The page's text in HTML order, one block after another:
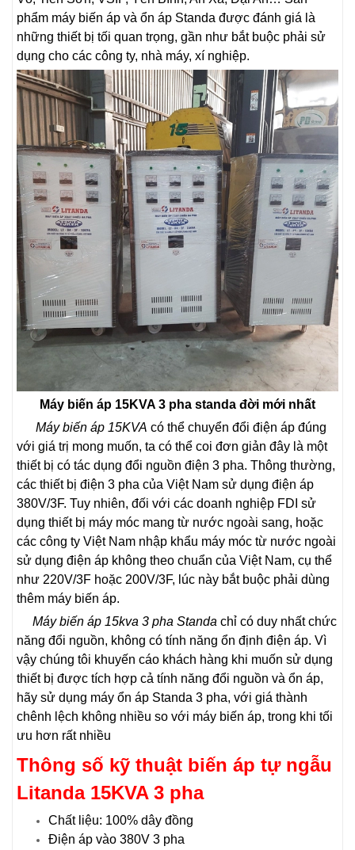
phẩm máy biến áp và ổn áp Standa được đánh giá là
những thiết bị tối quan trọng, gần như bắt buộc phải sử
dụng cho các công ty, nhà máy, xí nghiệp.
Máy biến áp 15KVA 3 pha standa đời mới nhất
Máy biến áp 15KVA có thể chuyển đổi điện áp đúng
với giá trị mong muốn, ta có thể coi đơn giản đây là một
thiết bị có tác dụng đổi nguồn điện 3 pha. Thông thường,
các thiết bị điện 3 pha của Việt Nam sử dụng điện áp
380V/3F. Tuy nhiên, đối với các doanh nghiệp FDI sử
dụng thiết bị máy móc mang từ nước ngoài sang, hoặc
các công ty Việt Nam nhập khẩu máy móc từ nước ngoài
sử dụng điện áp không theo chuẩn của Việt Nam, cụ thể
như 220V/3F hoặc 200V/3F, lúc này bắt buộc phải dùng
thêm máy biến áp.
Máy biến áp 15kva 3 pha Standa chỉ có duy nhất chức
năng đổi nguồn, không có tính năng ổn định điện áp. Vì
vậy chúng tôi khuyến cáo khách hàng khi muốn sử dụng
thiết bị được tích hợp cả tính năng đổi nguồn và ổn áp,
hãy sử dụng máy ổn áp Standa 3 pha, với giá thành
chênh lệch không nhiều so với máy biến áp, trong khi tối
ưu hơn rất nhiều
Thông số kỹ thuật biến áp tự ngẫu
Litanda 15KVA 3 pha
Chất liệu: 100% dây đồng
Điện áp vào 380V 3 pha